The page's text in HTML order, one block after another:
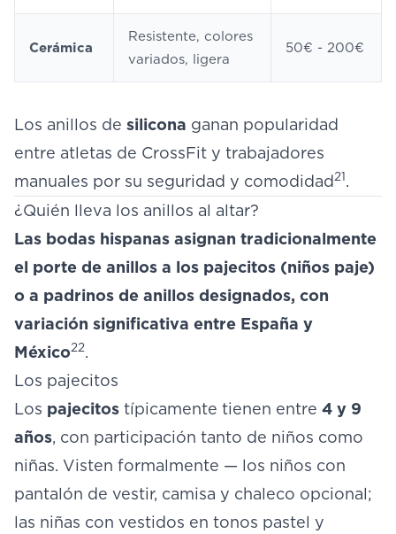
Cerámica
Resistente, colores
variados, ligera
50€ - 200€
Los anillos de silicona ganan popularidad
entre atletas de CrossFit y trabajadores
manuales por su seguridad y comodidad21.
¿Quién lleva los anillos al altar?
Las bodas hispanas asignan tradicionalmente
el porte de anillos a los pajecitos (niños paje)
o a padrinos de anillos designados, con
variación significativa entre España y
México22.
Los pajecitos
Los pajecitos típicamente tienen entre 4 y 9
años, con participación tanto de niños como
niñas. Visten formalmente — los niños con
pantalón de vestir, camisa y chaleco opcional;
las niñas con vestidos en tonos pastel y